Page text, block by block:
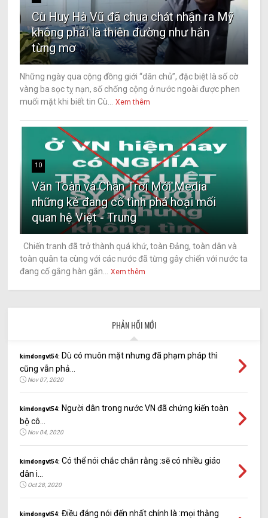
Cù Huy Hà Vũ đã chua chát nhận ra Mỹ
không phải là thiên đường như hắn
từng mơ
Những ngày qua cộng đồng giới “dân chủ”, đặc biệt là số cờ
vàng ba sọc tỵ nạn, số chống cộng ở nước ngoài được phen
muối mặt khi biết tin Cù...
Xem thêm
10
Văn Toàn và Chân Trời Mới Media
những kẻ đang cố tình phá hoại mối
quan hệ Việt - Trung
Chiến tranh đã trở thành quá khứ, toàn Đảng, toàn dân và
toàn quân ta cùng với các nước đã từng gây chiến với nước ta
đang cố gắng hàn gắn...
Xem thêm
PHẢN HỒI MỚI
kimdongvt54: Dù có muôn mặt nhưng đã phạm pháp thì
cũng vẫn phả...
Nov 07, 2020
kimdongvt54: Người dân trong nước VN đã chứng kiến toàn
bộ cô...
Nov 04, 2020
kimdongvt54: Có thể nói chắc chắn rằng :sẽ có nhiều giáo
dân i...
Oct 28, 2020
kimdongvt54: Điều đáng nói đến nhất chính là :mọi thằng